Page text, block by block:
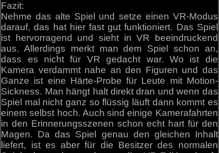
Fazit:
Nehme das alte Spiel und setze einen VR-Modus
darauf, das hat hier fast gut funktioniert. Das Spiel
ist hervorragend und sieht in VR beeindruckend
aus. Allerdings merkt man dem Spiel schon an,
dass es nicht für VR gedacht war. Wo ist die
Kamera verdammt nahe an den Figuren und das
Ganze ist eine Härte-Probe für Leute mit Motion-
Sickness. Man hängt halt direkt dran und wenn das
Spiel mal nicht ganz so flüssig läuft dann kommt es
einem selbst hoch. Auch sind einige Kamerafahrten
in den Erinnerungsszenen schon echt hart für den
Magen. Da das Spiel genau den gleichen Inhalt
liefert, ist es aber für die Besitzer des normalen